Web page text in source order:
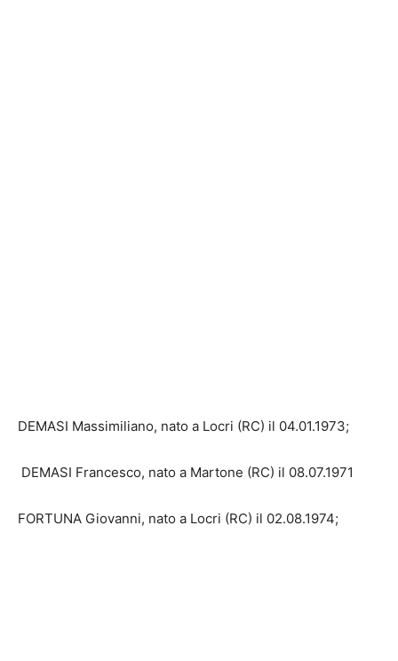
DEMASI Massimiliano, nato a Locri (RC) il 04.01.1973;
DEMASI Francesco, nato a Martone (RC) il 08.07.1971
FORTUNA Giovanni, nato a Locri (RC) il 02.08.1974;